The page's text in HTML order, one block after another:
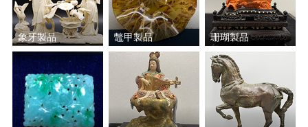
象牙製品 鼈甲製品 珊瑚製品